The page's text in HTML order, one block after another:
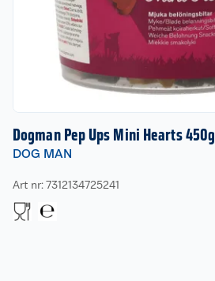
Dogman Pep Ups Mini Hearts 450g
DOG MAN
Art nr: 7312134725241